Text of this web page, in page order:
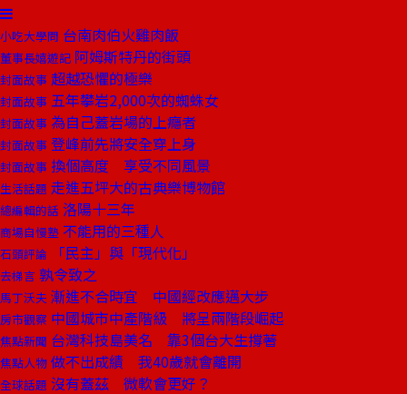
小吃大學問 台南肉伯火雞肉飯
董事長嬉遊記 阿姆斯特丹的街頭
封面故事 超越恐懼的極樂
封面故事 五年攀岩2,000次的蜘蛛女
封面故事 為自己蓋岩場的上癮者
封面故事 登峰前先將安全穿上身
封面故事 換個高度 享受不同風景
生活話題 走進五坪大的古典樂博物館
總編輯的話 洛陽十三年
商場自慢塾 不能用的三種人
石頭評論 「民主」與「現代化」
去梯言 孰令致之
馬丁沃夫 漸進不合時宜 中國經改應邁大步
房市觀察 中國城市中產階級 將呈兩階段崛起
焦點新聞 台灣科技島美名 靠3個台大生撐著
焦點人物 做不出成績 我40歲就會離開
全球話題 沒有蓋茲 微軟會更好？